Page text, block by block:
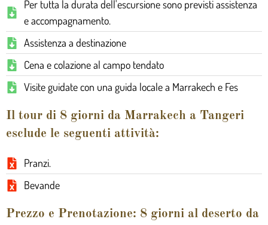
Per tutta la durata dell'escursione sono previsti assistenza
e accompagnamento.
Assistenza a destinazione
Cena e colazione al campo tendato
Visite guidate con una guida locale a Marrakech e Fes
Il tour di 8 giorni da Marrakech a Tangeri
esclude le seguenti attività:
Pranzi.
Bevande
Prezzo e Prenotazione: 8 giorni al deserto da